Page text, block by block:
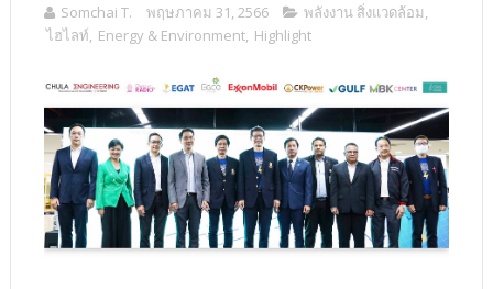
Somchai T. พฤษภาคม 31, 2566 พลังงาน สิ่งแวดล้อม,
ไฮไลท์, Energy & Environment, Highlight